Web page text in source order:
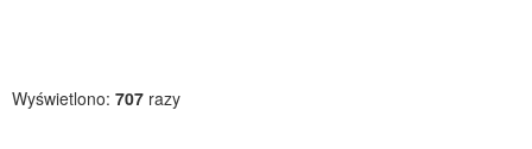
Wyświetlono: 707 razy